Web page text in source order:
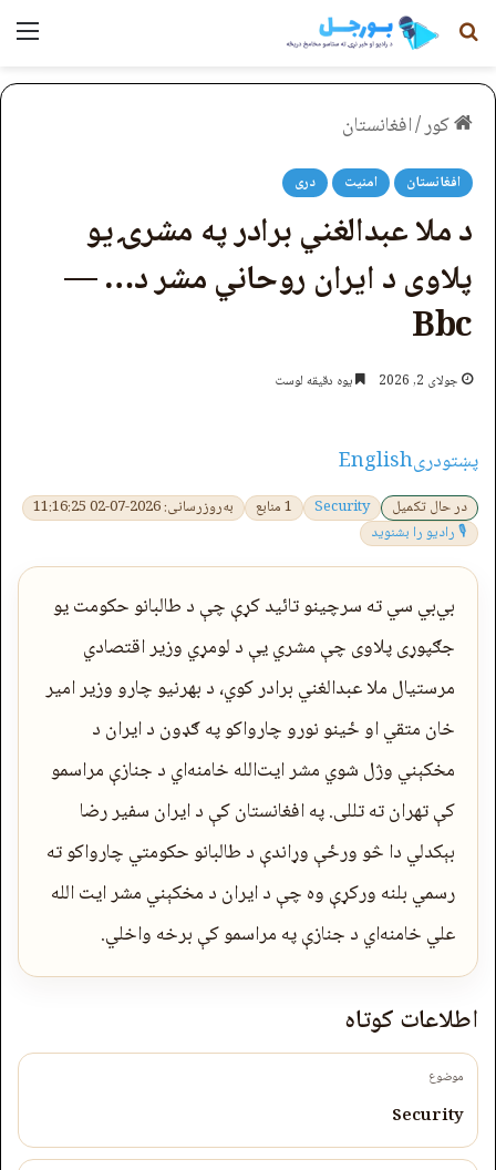
لټون
کور/افغانستان
افغانستان امنیت دری
د ملا عبدالغني برادر په مشرۍ یو
پلاوی د ایران روحاني مشر د… —
Bbc
جولای 2, 2026 یوه دقیقه لوست
پښتودریEnglish
در حال تکمیل Security 1 منابع
به‌روزرسانی: 2026-07-02 11:16:25
🎙 رادیو را بشنوید
بي‌بي سي ته سرچینو تائيد کړې چې د طالبانو حکومت یو
جګپوړی پلاوی چې مشري یې د لومړي وزیر اقتصادي
مرستیال ملا عبدالغني برادر کوي، د بهرنیو چارو وزیر امیر
خان متقي او ځینو نورو چارواکو په ګډون د ایران د
مخکېني وژل شوي مشر ایت‌الله خامنه‌اي د جنازې مراسمو
کې تهران ته تللی. په افغانستان کې د ایران سفیر رضا
بېکدلي دا څو ورځې وړاندې د طالبانو حکومتي چارواکو ته
رسمي بلنه ورکړې وه چې د ایران د مخکېني مشر ایت الله
علي خامنه‌اي د جنازې په مراسمو کې برخه واخلي.
اطلاعات کوتاه
موضوع
Security